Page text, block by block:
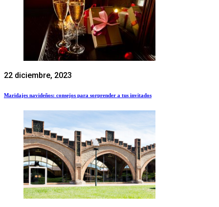
22 diciembre, 2023
Maridajes navideños: consejos para sorprender a tus invitados